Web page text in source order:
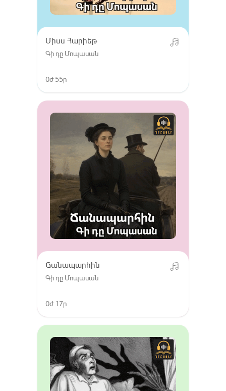
Միսս Հարիեթ
Գի դը Մոպասան
0ժ 55ր
Ճանապարհին
Գի դը Մոպասան
0ժ 17ր